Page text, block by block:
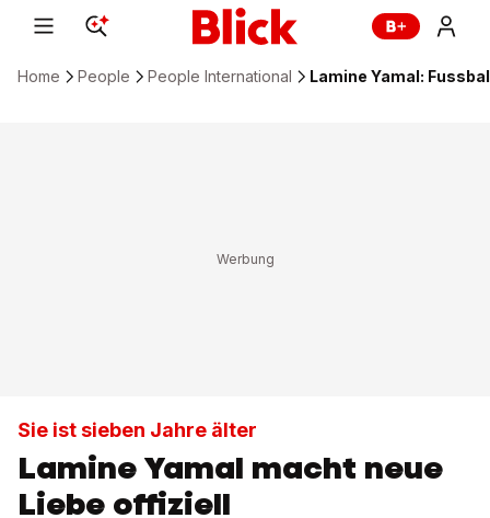
Home People People International Lamine Yamal:
Sie ist sieben Jahre älter
Lamine Yamal macht neue
Liebe offiziell